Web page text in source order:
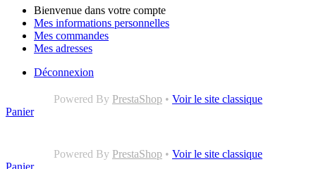
Bienvenue dans votre compte
Mes informations personnelles
Mes commandes
Mes adresses
Déconnexion
Powered By PrestaShop • Voir le site classique
Panier
Powered By PrestaShop • Voir le site classique